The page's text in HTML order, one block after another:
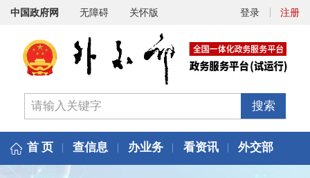
无障碍 关怀版 注册
登录
中国政府网
搜索
首 页 查信息 办业务 看资讯 外交部